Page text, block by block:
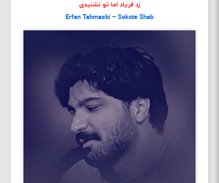
زد فریاد اما تو نشنیدی
Erfan Tahmasbi – Sokote Shab